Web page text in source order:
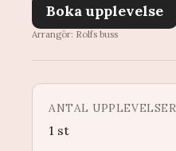
Boka upplevelse
Arrangör: Rolfs buss
ANTAL UPPLEVELSER
1 st